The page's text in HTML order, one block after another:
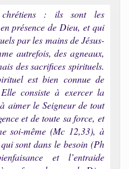
: ils sont les
présence de Dieu, et qui
par les mains de Jésus-
autrefois, des agneaux,
des sacrifices spirituels.
est bien connue de
Elle consiste à exercer la
aimer le Seigneur de tout
et de toute sa force, et
soi-même (Mc 12,33), à
sont dans le besoin (Ph
et l’entraide